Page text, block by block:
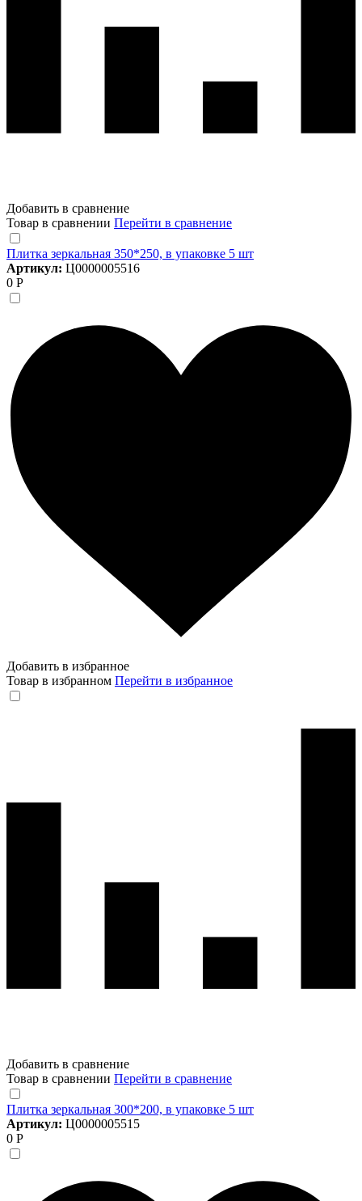
Добавить в сравнение
Товар в сравнении Перейти в сравнение
Плитка зеркальная 350*250, в упаковке 5 шт
Артикул: Ц0000005516
0 Р
Добавить в избранное
Товар в избранном Перейти в избранное
Добавить в сравнение
Товар в сравнении Перейти в сравнение
Плитка зеркальная 300*200, в упаковке 5 шт
Артикул: Ц0000005515
0 Р